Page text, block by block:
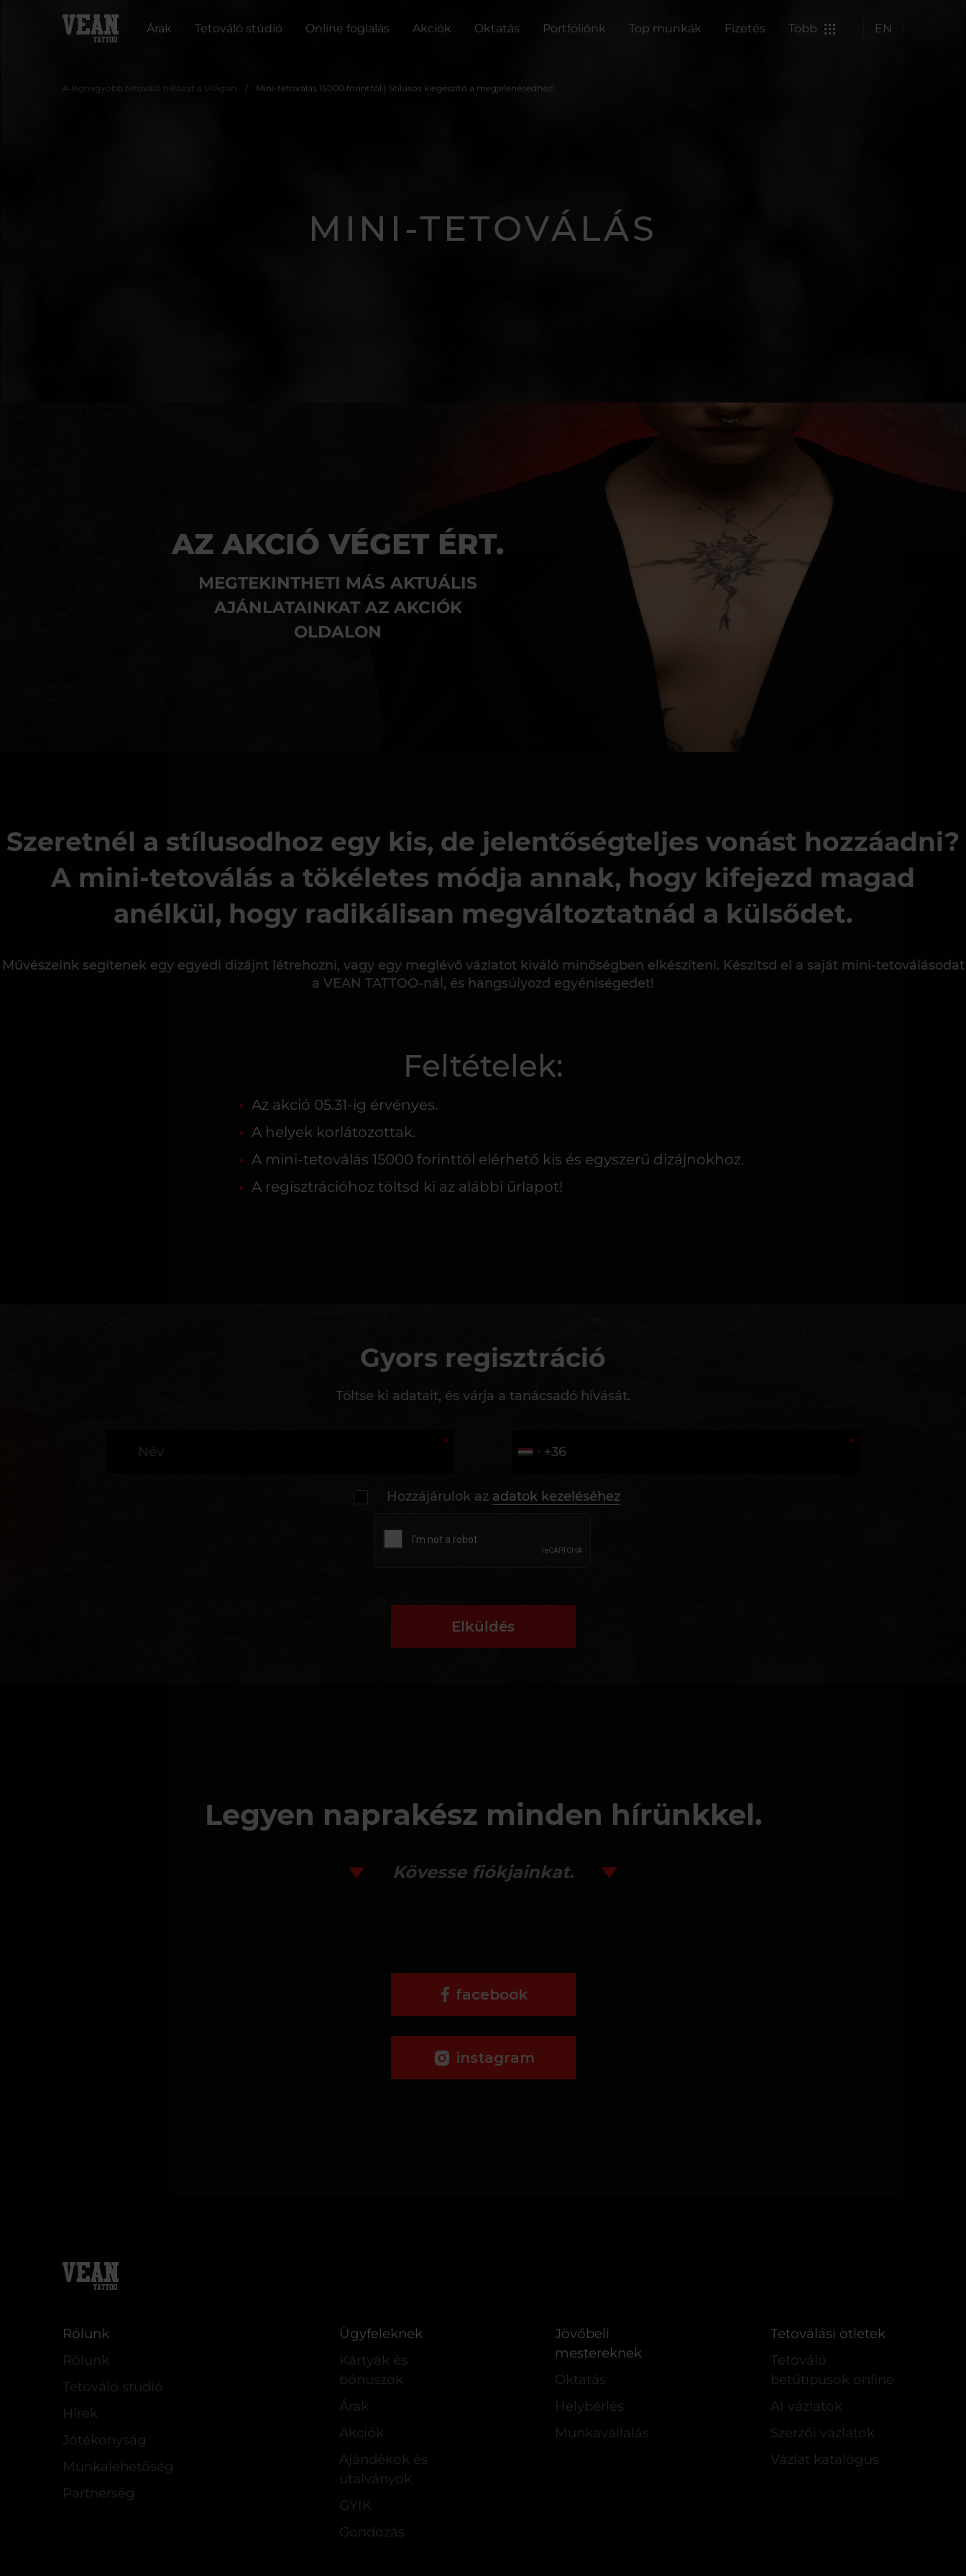
Árak Tetováló stúdió Online foglalás Akciók Oktatás Portfóliónk Top munkák Fizetés Több EN
A legnagyobb tetováló hálózat a Világon Mini-tetoválás 15000 forinttól | Stílusos kiegészítő a megjelenésedhez!
MINI-TETOVÁLÁS
AZ AKCIÓ VÉGET ÉRT.
MEGTEKINTHETI MÁS AKTUÁLIS
AJÁNLATAINKAT AZ AKCIÓK
OLDALON
Szeretnél a stílusodhoz egy kis, de jelentőségteljes vonást hozzáadni?
A mini-tetoválás a tökéletes módja annak, hogy kifejezd magad
anélkül, hogy radikálisan megváltoztatnád a külsődet.
Művészeink segítenek egy egyedi dizájnt létrehozni, vagy egy meglévő vázlatot kiváló minőségben elkészíteni. Készítsd el a saját mini-tetoválásodat
a VEAN TATTOO-nál, és hangsúlyozd egyéniségedet!
Feltételek:
Az akció 05.31-ig érvényes.
A helyek korlátozottak.
A mini-tetoválás 15000 forinttól elérhető kis és egyszerű dizájnokhoz.
A regisztrációhoz töltsd ki az alábbi űrlapot!
Gyors regisztráció
Töltse ki adatait, és várja a tanácsadó hívását.
Hozzájárulok az adatok kezeléséhez
Elküldés
Legyen naprakész minden hírünkkel.
Kövesse fiókjainkat.
facebook
instagram
Rólunk
Rólunk
Tetováló stúdió
Hírek
Jótékonyság
Munkalehetőség
Partnerség
Ügyfeleknek
Kártyák és
bónuszok
Árak
Akciók
Ajándékok és
utalványok
GYIK
Gondozás
Jövőbeli
mestereknek
Oktatás
Helybérlés
Munkavállalás
Tetoválási ötletek
Tetováló
betűtípusok online
AI vázlatok
Szerzői vázlatok
Vázlat katalógus